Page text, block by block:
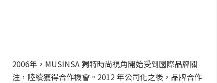
2006年，MUSINSA 獨特時尚視角開始受到國際品牌關
注，陸續獲得合作機會。2012 年公司化之後，品牌合作